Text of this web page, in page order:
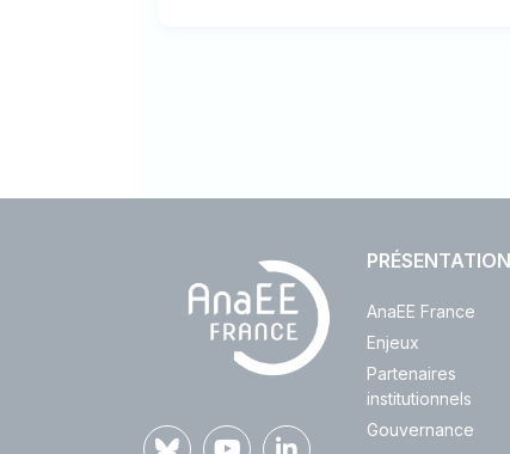
PRÉSENTATION
AnaEE France
Enjeux
Partenaires
institutionnels
Gouvernance